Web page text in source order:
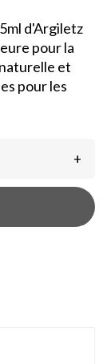
d'Argiletz
pour la
et
pour les
+